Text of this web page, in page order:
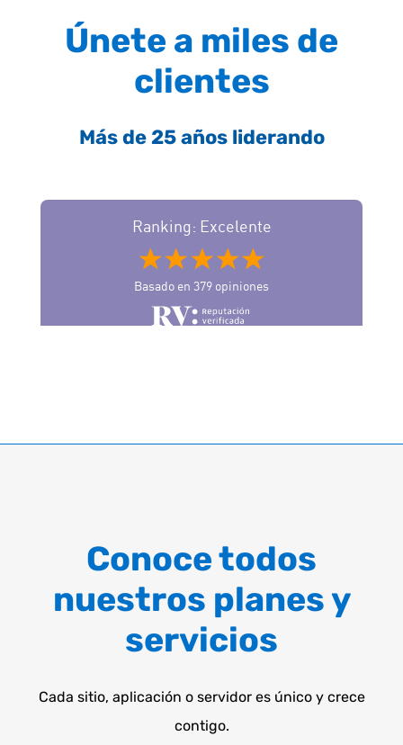
Únete a miles de
clientes
Más de 25 años liderando
Conoce todos
nuestros planes y
servicios
Cada sitio, aplicación o servidor es único y crece
contigo.